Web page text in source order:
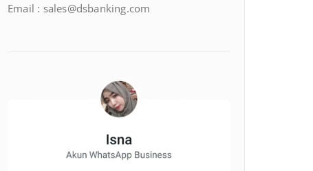
Email : sales@dsbanking.com